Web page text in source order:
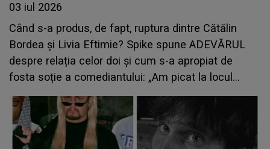
03 iul 2026
Când s-a produs, de fapt, ruptura dintre Cătălin
Bordea și Livia Eftimie? Spike spune ADEVĂRUL
despre relația celor doi și cum s-a apropiat de
fosta soție a comediantului: „Am picat la locul
nepotrivit, în momentul nepotrivit”